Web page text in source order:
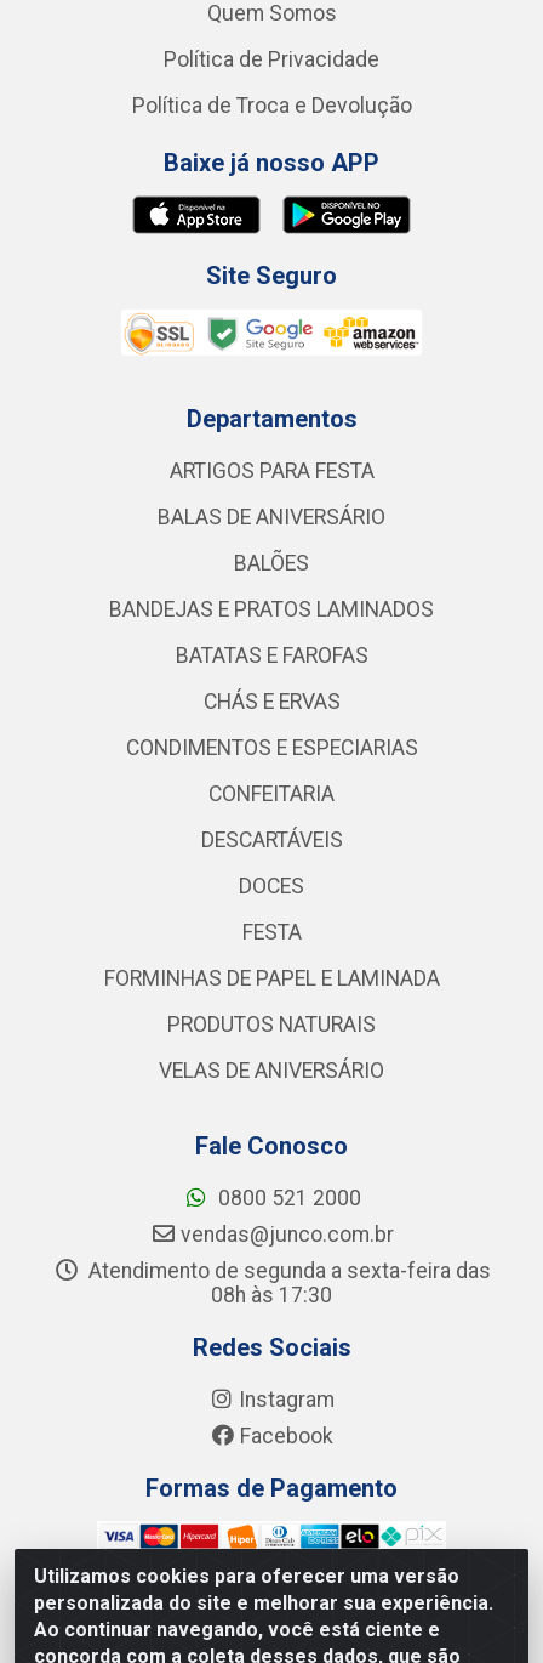
Utilizamos cookies para oferecer uma versão
personalizada do site e melhorar sua experiência.
Ao continuar navegando, você está ciente e
concorda com a coleta desses dados, que são
Quem Somos
Política de Privacidade
Política de Troca e Devolução
Baixe já nosso APP
Site Seguro
Departamentos
ARTIGOS PARA FESTA
BALAS DE ANIVERSÁRIO
BALÕES
BANDEJAS E PRATOS LAMINADOS
BATATAS E FAROFAS
CHÁS E ERVAS
CONDIMENTOS E ESPECIARIAS
CONFEITARIA
DESCARTÁVEIS
DOCES
FESTA
FORMINHAS DE PAPEL E LAMINADA
PRODUTOS NATURAIS
VELAS DE ANIVERSÁRIO
Fale Conosco
0800 521 2000
vendas@junco.com.br
Atendimento de segunda a sexta-feira das
08h às 17:30
Redes Sociais
Instagram
Facebook
Formas de Pagamento
Junco Industria e Comercio Ltda - R. Lineu Anterino
Mariano, 505 - Distrito Industrial, Uberlândia - MG CEP